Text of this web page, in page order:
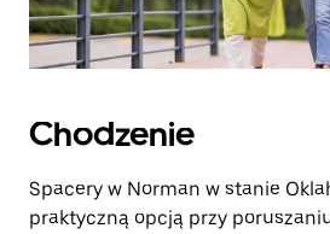
Chodzenie
Spacery w Norman w stanie
praktyczną opcją przy